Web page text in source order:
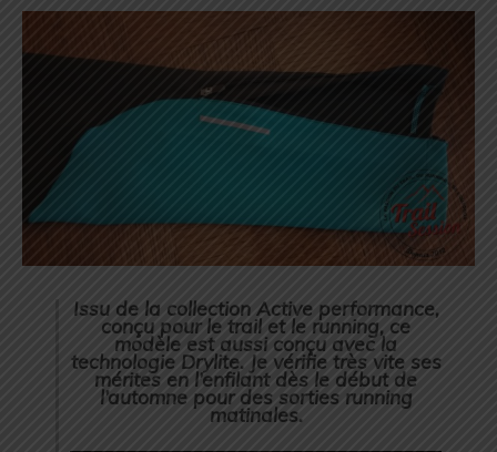
Issu de la collection Active performance,
conçu pour le trail et le running, ce
modèle est aussi conçu avec la
technologie Drylite. Je vérifie très vite ses
mérites en l’enfilant dès le début de
l’automne pour des sorties running
matinales.